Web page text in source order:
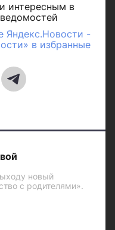
интересным в
Яндекс.Новости -
в избранные
новый
с родителями».